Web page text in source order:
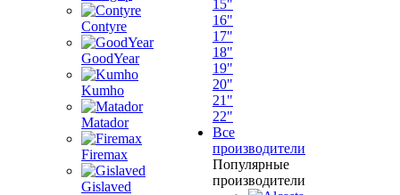
Contyre
GoodYear
Kumho
Matador
Firemax
Gislaved
15"
16"
17"
18"
19"
20"
21"
22"
Все
производители
Популярные
производители